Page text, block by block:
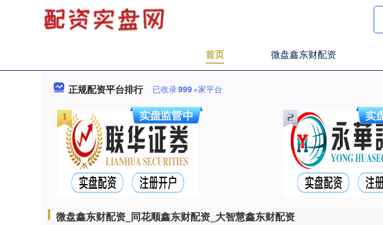
首页 微盘鑫东财配资
正规配资平台排行 已收录999+家平台
微盘鑫东财配资_同花顺鑫东财配资_大智慧鑫东财配资